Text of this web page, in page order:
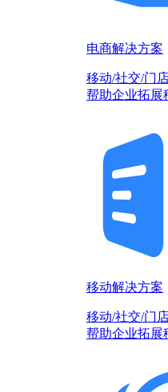
电商解决方案
移动/社交/门
帮助企业拓展
移动解决方案
移动/社交/门
帮助企业拓展